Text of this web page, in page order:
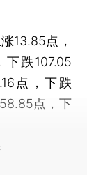
13.85点，
下跌107.05
点，下跌
点，下